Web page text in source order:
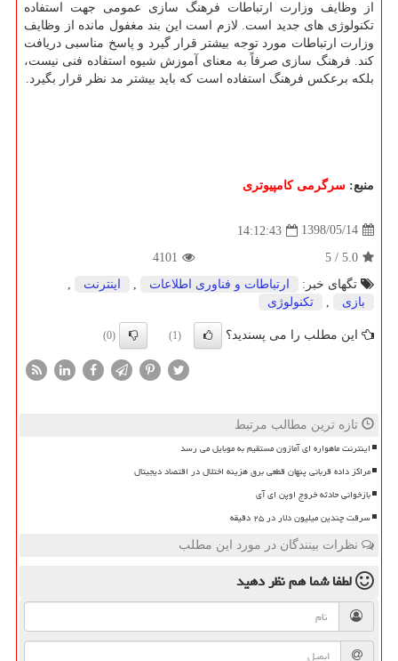
از وظایف وزارت ارتباطات فرهنگ سازی عمومی جهت استفاده
تكنولوژی های جدید است. لازم است این بند مغفول مانده از وظایف
وزارت ارتباطات مورد توجه بیشتر قرار گیرد و پاسخ مناسبی دریافت
كند. فرهنگ سازی صرفاً به معنای آموزش شیوه استفاده فنی نیست،
بلكه برعكس فرهنگ استفاده است كه باید بیشتر مد نظر قرار بگیرد.
منبع: سرگرمی كامپیوتری
1398/05/14
14:12:43
5.0
/
5
4101
تگهای خبر:
ارتباطات و فناوری اطلاعات , اینترنت
,
بازی
, تكنولوژی
این مطلب را می پسندید؟ (1)
(0)
تازه ترین مطالب مرتبط
اینترنت ماهواره ای آمازون مستقیم به موبایل می رسد
مراکز داده قربانی پنهان قطعی برق هزینه اختلال در اقتصاد دیجیتال
بازخوانی حادثه خروج اوپن ای آی
سرقت چندین میلیون دلار در ۲۵ دقیقه
نظرات بینندگان در مورد این مطلب
لطفا شما همنظر دهید